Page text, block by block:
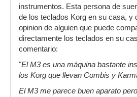
Triton Classic y 32Mb del
del M3). De hecho hay un
que son EXACTAMENTE
que el X50/TR/MicroX (por
me acuerdo del Trombone
de ondas frente a 64 del TR,
del Oasys. Y mejor no
Expanded porque es
instrumentos. Esta persona de
de los teclados Korg en su casa, y
opinion de alguien que puede
directamente los teclados en su
comentario:
"El M3 es una máquina bastante
los Korg que llevan Combis y
El M3 me parece buen aparato